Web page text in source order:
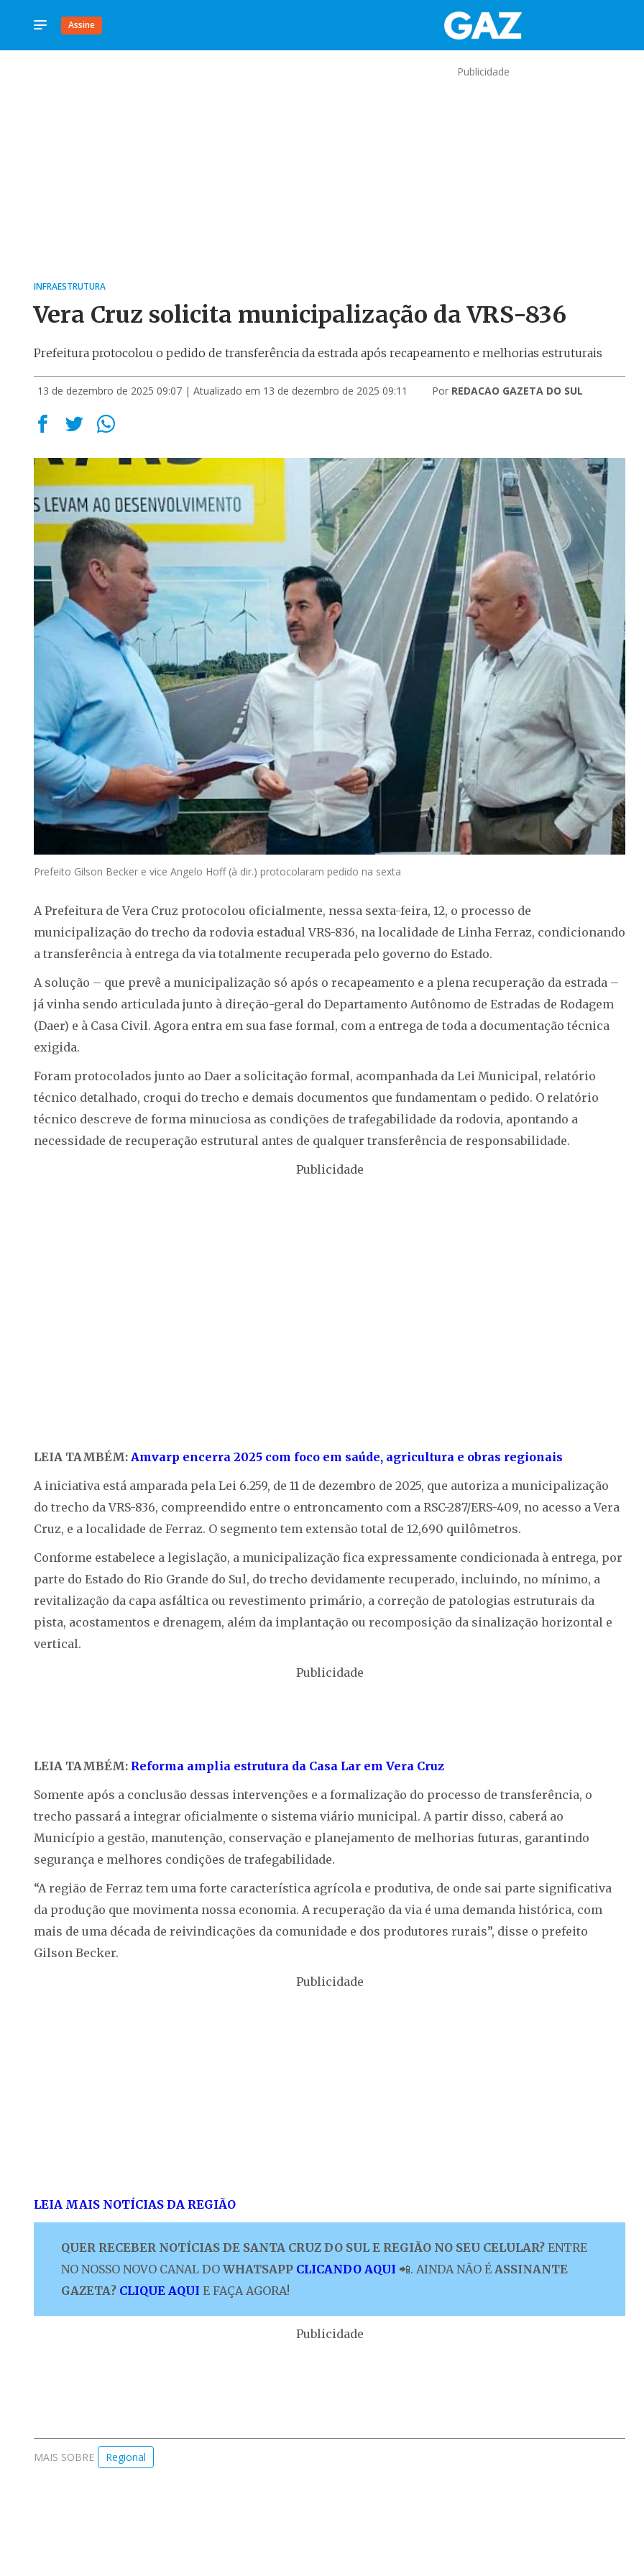
Assine
Publicidade
INFRAESTRUTURA
Vera Cruz solicita municipalização da VRS-836
Prefeitura protocolou o pedido de transferência da estrada após recapeamento e melhorias estruturais
13 de dezembro de 2025 09:07 | Atualizado em 13 de dezembro de 2025 09:11 Por REDACAO GAZETA DO SUL
Prefeito Gilson Becker e vice Angelo Hoff (à dir.) protocolaram pedido na sexta
A Prefeitura de Vera Cruz protocolou oficialmente, nessa sexta-feira, 12, o processo de
municipalização do trecho da rodovia estadual VRS-836, na localidade de Linha Ferraz, condicionando
a transferência à entrega da via totalmente recuperada pelo governo do Estado.
A solução – que prevê a municipalização só após o recapeamento e a plena recuperação da estrada –
já vinha sendo articulada junto à direção-geral do Departamento Autônomo de Estradas de Rodagem
(Daer) e à Casa Civil. Agora entra em sua fase formal, com a entrega de toda a documentação técnica
exigida.
Foram protocolados junto ao Daer a solicitação formal, acompanhada da Lei Municipal, relatório
técnico detalhado, croqui do trecho e demais documentos que fundamentam o pedido. O relatório
técnico descreve de forma minuciosa as condições de trafegabilidade da rodovia, apontando a
necessidade de recuperação estrutural antes de qualquer transferência de responsabilidade.
Publicidade
LEIA TAMBÉM: Amvarp encerra 2025 com foco em saúde, agricultura e obras regionais
A iniciativa está amparada pela Lei 6.259, de 11 de dezembro de 2025, que autoriza a municipalização
do trecho da VRS-836, compreendido entre o entroncamento com a RSC-287/ERS-409, no acesso a Vera
Cruz, e a localidade de Ferraz. O segmento tem extensão total de 12,690 quilômetros.
Conforme estabelece a legislação, a municipalização fica expressamente condicionada à entrega, por
parte do Estado do Rio Grande do Sul, do trecho devidamente recuperado, incluindo, no mínimo, a
revitalização da capa asfáltica ou revestimento primário, a correção de patologias estruturais da
pista, acostamentos e drenagem, além da implantação ou recomposição da sinalização horizontal e
vertical.
Publicidade
LEIA TAMBÉM: Reforma amplia estrutura da Casa Lar em Vera Cruz
Somente após a conclusão dessas intervenções e a formalização do processo de transferência, o
trecho passará a integrar oficialmente o sistema viário municipal. A partir disso, caberá ao
Município a gestão, manutenção, conservação e planejamento de melhorias futuras, garantindo
segurança e melhores condições de trafegabilidade.
“A região de Ferraz tem uma forte característica agrícola e produtiva, de onde sai parte significativa
da produção que movimenta nossa economia. A recuperação da via é uma demanda histórica, com
mais de uma década de reivindicações da comunidade e dos produtores rurais”, disse o prefeito
Gilson Becker.
Publicidade
LEIA MAIS NOTÍCIAS DA REGIÃO
QUER RECEBER NOTÍCIAS DE SANTA CRUZ DO SUL E REGIÃO NO SEU CELULAR? ENTRE
NO NOSSO NOVO CANAL DO WHATSAPP CLICANDO AQUI 📲. AINDA NÃO É ASSINANTE
GAZETA? CLIQUE AQUI E FAÇA AGORA!
Publicidade
MAIS SOBRE Regional